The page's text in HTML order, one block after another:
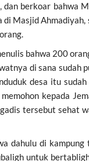
berkoar bahwa
Masjid
bahwa 200
di sana sudah
desa itu
kepada
tersebut sehat
dahulu di
untuk